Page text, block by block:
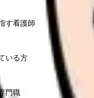
す看護師
いる方
門職